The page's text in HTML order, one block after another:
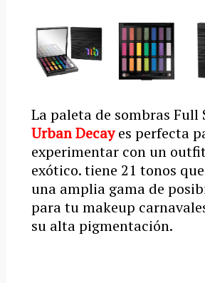
La paleta de sombras Full
Urban Decayes perfecta
experimentar con un
exótico. tiene 21 tonos
una amplia gama de
para tu makeup
su alta pigmentación.